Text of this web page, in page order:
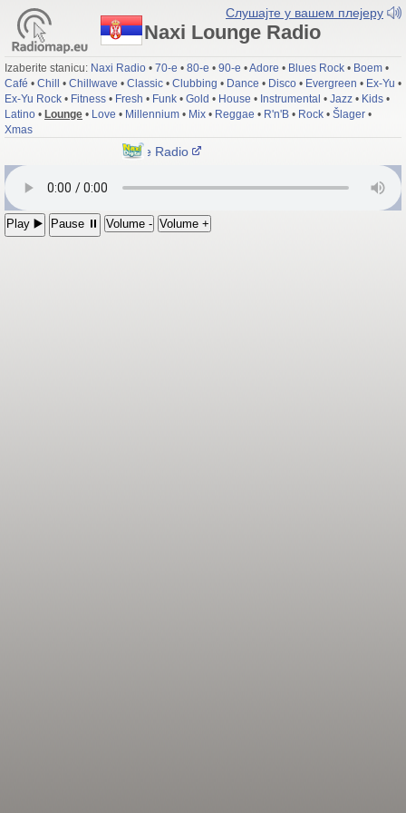
Слушајте у вашем плејеру
Naxi Lounge Radio
Izaberite stanicu: Naxi Radio • 70-e • 80-e • 90-e •Adore • Blues Rock • Boem •
Café • Chill • Chillwave • Classic • Clubbing • Dance • Disco • Evergreen • Ex-Yu •
Ex-Yu Rock • Fitness • Fresh • Funk • Gold • House • Instrumental • Jazz • Kids •
Latino • Lounge • Love • Millennium • Mix • Reggae • R'n'B • Rock • Šlager •
Xmas
Naxi Lounge Radio
Play ▶️ Pause ⏸ Volume - Volume +